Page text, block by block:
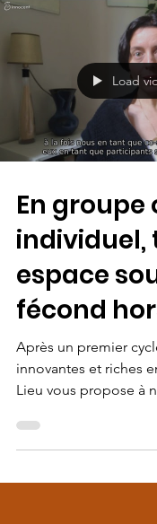
Load
En groupe
individuel,
espace
fécond
Après un premier
innovantes et riches
Lieu vous propose à